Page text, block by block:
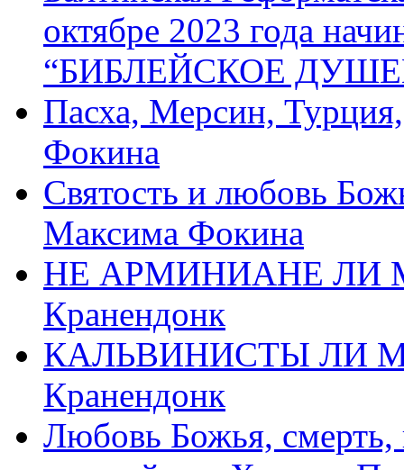
октябре 2023 года
“БИБЛЕЙСКОЕ
Пасха, Мерсин,
Фокина
Святость и любовь
Максима Фокина
НЕ АРМИНИАНЕ ЛИ
Кранендонк
КАЛЬВИНИСТЫ ЛИ
Кранендонк
Любовь Божья, смерть,